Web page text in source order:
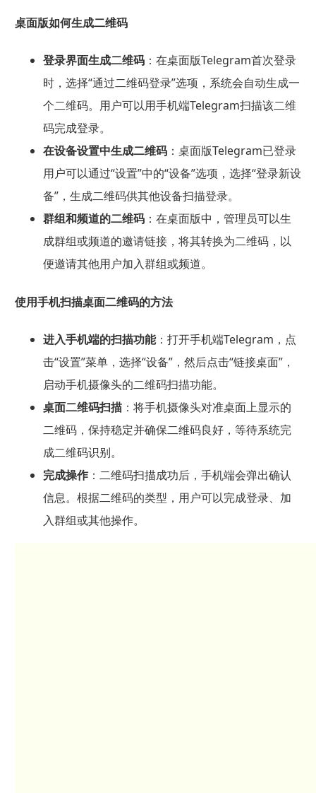
桌面版如何生成二维码
登录界面生成二维码：在桌面版Telegram首次登录
时，选择“通过二维码登录”选项，系统会自动生成一
个二维码。用户可以用手机端Telegram扫描该二维
码完成登录。
在设备设置中生成二维码：桌面版Telegram已登录
用户可以通过“设置”中的“设备”选项，选择“登录新设
备”，生成二维码供其他设备扫描登录。
群组和频道的二维码：在桌面版中，管理员可以生
成群组或频道的邀请链接，将其转换为二维码，以
便邀请其他用户加入群组或频道。
使用手机扫描桌面二维码的方法
进入手机端的扫描功能：打开手机端Telegram，点
击“设置”菜单，选择“设备”，然后点击“链接桌面”，
启动手机摄像头的二维码扫描功能。
桌面二维码扫描：将手机摄像头对准桌面上显示的
二维码，保持稳定并确保二维码良好，等待系统完
成二维码识别。
完成操作：二维码扫描成功后，手机端会弹出确认
信息。根据二维码的类型，用户可以完成登录、加
入群组或其他操作。